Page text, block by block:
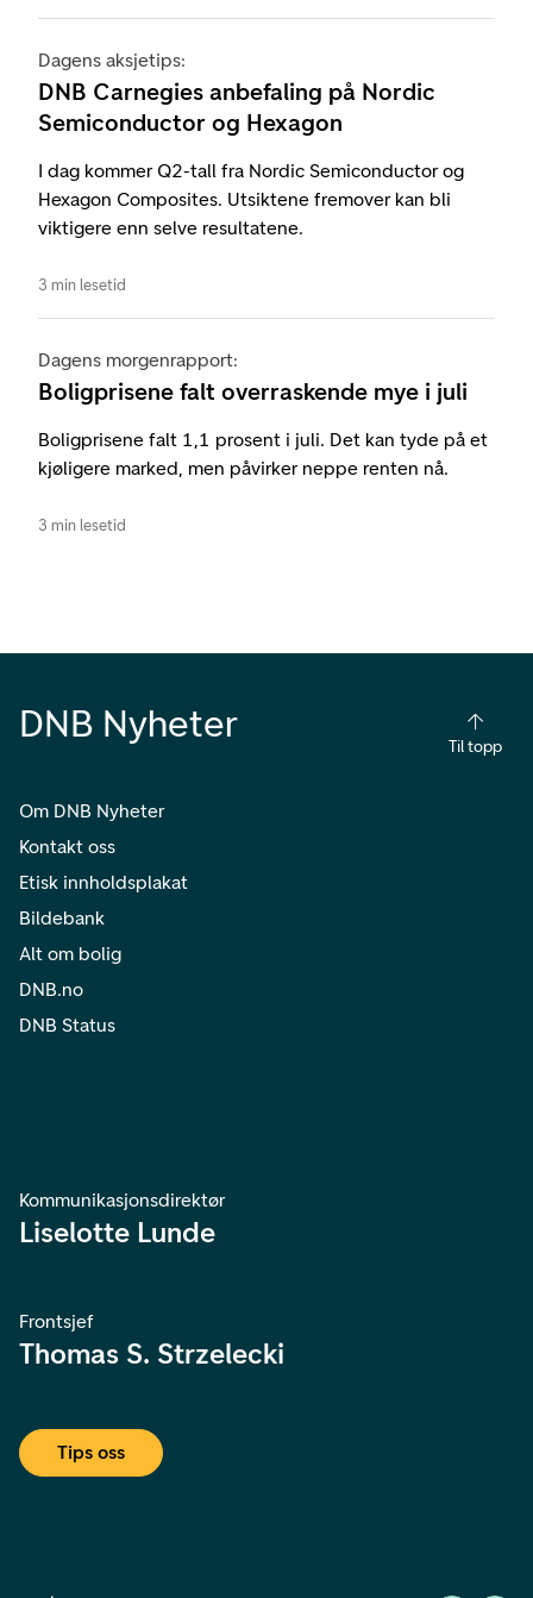
Dagens aksjetips:
DNB Carnegies anbefaling på Nordic
Semiconductor og Hexagon
I dag kommer Q2-tall fra Nordic Semiconductor og
Hexagon Composites. Utsiktene fremover kan bli
viktigere enn selve resultatene.
3 min lesetid
Dagens morgenrapport:
Boligprisene falt overraskende mye i juli
Boligprisene falt 1,1 prosent i juli. Det kan tyde på et
kjøligere marked, men påvirker neppe renten nå.
3 min lesetid
DNB Nyheter
Til topp
Om DNB Nyheter
Kontakt oss
Etisk innholdsplakat
Bildebank
Alt om bolig
DNB.no
DNB Status
Kommunikasjonsdirektør
Liselotte Lunde
Frontsjef
Thomas S. Strzelecki
Tips oss